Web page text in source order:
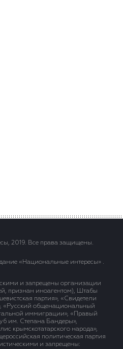
2019. Все права защищены.
«Национальные интересы» .
и запрещены организации
признан иноагентом), Штабы
партия», «Свидетели
«Русский общенациональный
иммиграции», «Правый
им. Степана Бандеры»,
крымскотатарского народа»,
политическая партия
и запрещены: